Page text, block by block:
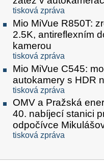
tisková zpráva
Mio MiVue R850T:
2.5K, antireflexním
kamerou
tisková zpráva
Mio MiVue C545:
autokamery s HDR
tisková zpráva
OMV a Pražská
40. nabíjecí stanici
odpočívce
tisková zpráva